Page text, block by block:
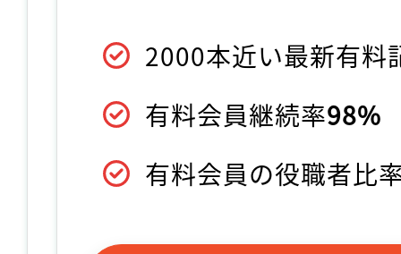
2000本近い最新有料
有料会員継続率98%
有料会員の役職者比